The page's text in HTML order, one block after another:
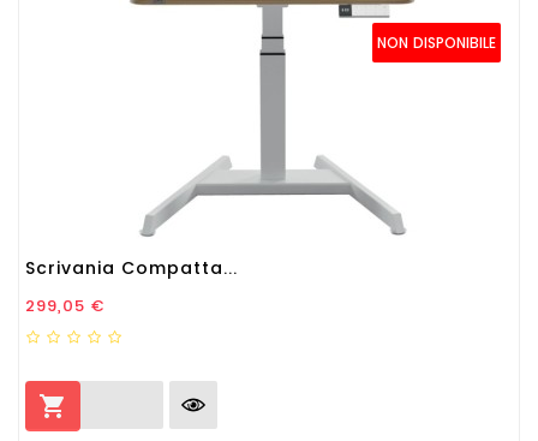
NON DISPONIBILE
Scrivania Compatta...
Prezzo
299,05 €
